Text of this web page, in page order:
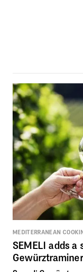
MEDITERRANEAN
SEMELI adds